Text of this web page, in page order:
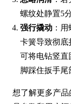
螺纹处静置5
强行撬动 ：
卡簧导致彻底
可将电钻竖直
脚踩住扳手尾
想了解更多产